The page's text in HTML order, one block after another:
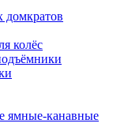
домкратов
колёс
ямные-канавные